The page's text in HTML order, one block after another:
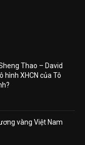
Thao – David
hình XHCN của Tô
vàng Việt Nam